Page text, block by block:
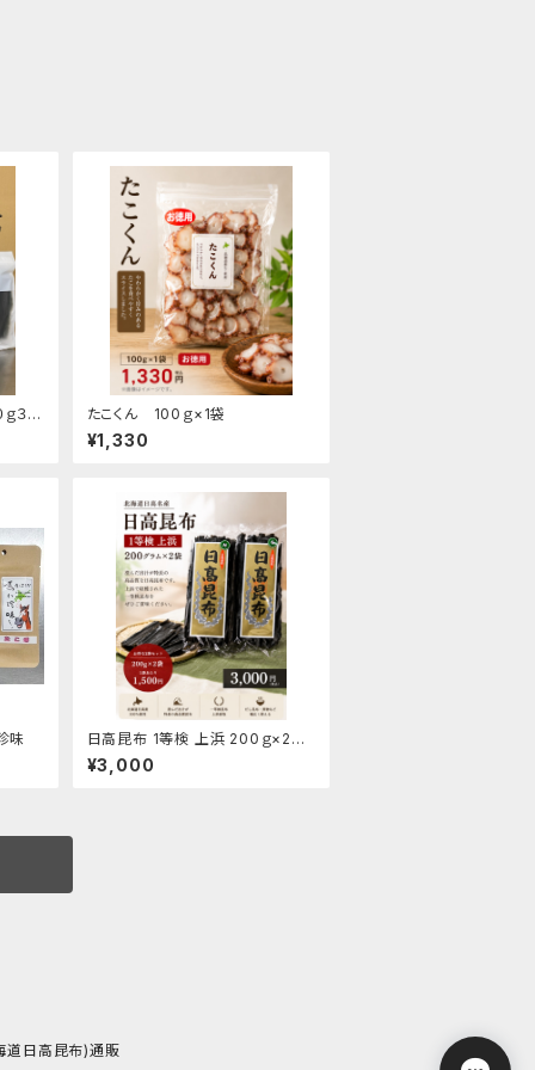
３袋
たこくん 100ｇ×1袋
¥1,330
味
日高昆布 1等検 上浜 200ｇ×2袋
貴重高級 産地直送品 昆布 出
汁 だし
¥3,000
道日高昆布)通販